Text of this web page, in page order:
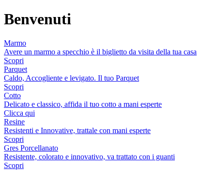
Benvenuti
Marmo
Avere un marmo a specchio è il biglietto da visita della tua casa
Scopri
Parquet
Caldo, Accogliente e levigato. Il tuo Parquet
Scopri
Cotto
Delicato e classico, affida il tuo cotto a mani esperte
Clicca qui
Resine
Resistenti e Innovative, trattale con mani esperte
Scopri
Gres Porcellanato
Resistente, colorato e innovativo, va trattato con i guanti
Scopri